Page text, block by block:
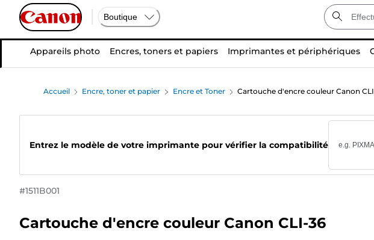
Boutique
Appareils photo Encres, toners et papiers Imprimantes et périphériques
Accueil Encre, toner et papier Encre et Toner Cartouche d'encre couleur Canon
Entrez le modèle de votre imprimante pour vérifier la compatibilité
#1511B001
Cartouche d'encre couleur Canon CLI-36